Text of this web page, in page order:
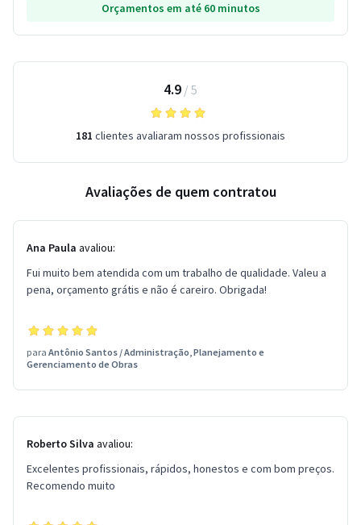
Orçamentos em até 60 minutos
4.9 / 5
181 clientes avaliaram nossos profissionais
Avaliações de quem contratou
Ana Paula avaliou:
Fui muito bem atendida com um trabalho de qualidade. Valeu a
pena, orçamento grátis e não é careiro. Obrigada!
para Antônio Santos /Administração, Planejamento e
Gerenciamento de Obras
Roberto Silva avaliou:
Excelentes profissionais, rápidos, honestos e com bom preços.
Recomendo muito